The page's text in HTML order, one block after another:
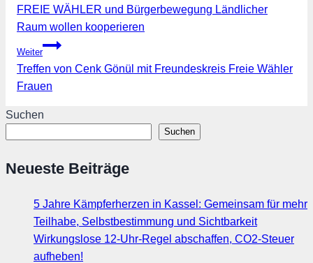
FREIE WÄHLER und Bürgerbewegung Ländlicher
Raum wollen kooperieren
Weiter
Treffen von Cenk Gönül mit Freundeskreis Freie Wähler
Frauen
Suchen
Suchen
Neueste Beiträge
5 Jahre Kämpferherzen in Kassel: Gemeinsam für mehr
Teilhabe, Selbstbestimmung und Sichtbarkeit
Wirkungslose 12-Uhr-Regel abschaffen, CO2-Steuer
aufheben!